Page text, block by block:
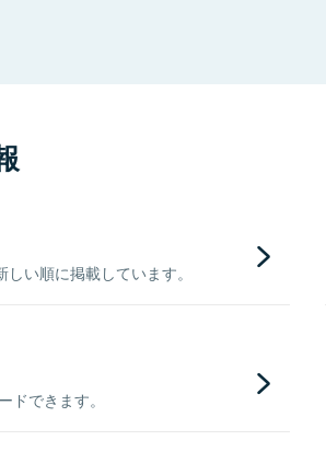
い順に掲載しています。
できます。